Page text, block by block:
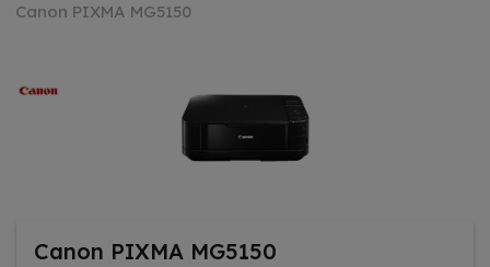
Canon PIXMA MG5150
Canon PIXMA MG5150